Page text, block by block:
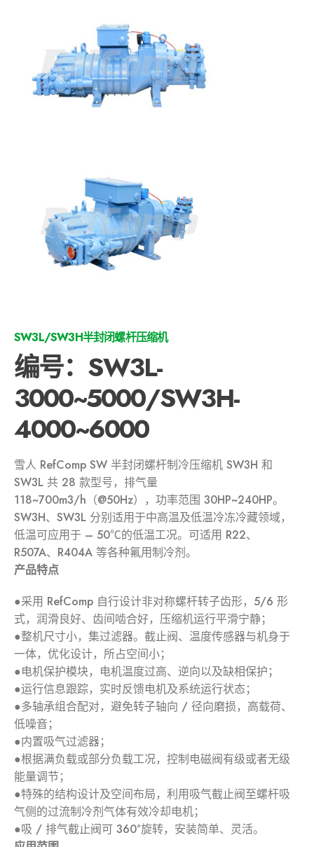
SW3L/SW3H半封闭螺杆压缩机
编号：SW3L-
3000~5000/SW3H-
4000~6000
雪人 RefComp SW 半封闭螺杆制冷压缩机 SW3H 和
SW3L 共 28 款型号，排气量
118~700m3/h（@50Hz），功率范围 30HP~240HP。
SW3H、SW3L 分别适用于中高温及低温冷冻冷藏领域，
低温可应用于 – 50℃的低温工况。可适用 R22、
R507A、R404A 等各种氟用制冷剂。
产品特点
●采用 RefComp 自行设计非对称螺杆转子齿形，5/6 形
式，润滑良好、齿间啮合好，压缩机运行平滑宁静；
●整机尺寸小，集过滤器。截止阀、温度传感器与机身于
一体，优化设计，所占空间小；
●电机保护模块，电机温度过高、逆向以及缺相保护；
●运行信息跟踪，实时反馈电机及系统运行状态；
●多轴承组合配对，避免转子轴向 / 径向磨损，高载荷、
低噪音；
●内置吸气过滤器；
●根据满负载或部分负载工况，控制电磁阀有级或者无级
能量调节；
●特殊的结构设计及空间布局，利用吸气截止阀至螺杆吸
气侧的过流制冷剂气体有效冷却电机；
●吸 / 排气截止阀可 360°旋转，安装简单、灵活。